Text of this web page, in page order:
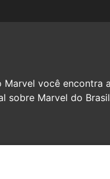
Marvel você encontra
sobre Marvel do